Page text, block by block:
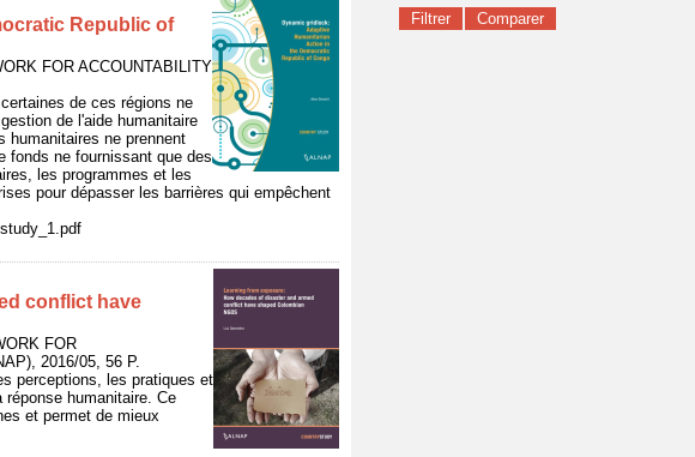
Republic of
FOR ACCOUNTABILITY
de ces régions ne
de l'aide humanitaire
humanitaires ne prennent
fonds ne fournissant que des
les programmes et les
pour dépasser les barrières qui empêchent
conflict have
FOR
2016/05, 56 P.
perceptions, les pratiques et
humanitaire. Ce
et permet de mieux